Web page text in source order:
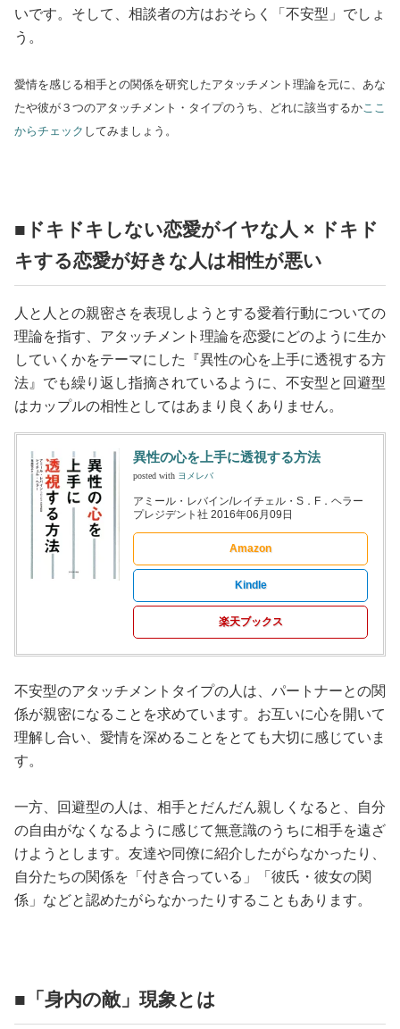
いです。そして、相談者の方はおそらく「不安型」でしょ
う。
愛情を感じる相手との関係を研究したアタッチメント理論を元に、あな
たや彼が３つのアタッチメント・タイプのうち、どれに該当するかここ
からチェック してみましょう。
■ドキドキしない恋愛がイヤな人 × ドキド
キする恋愛が好きな人は相性が悪い
人と人との親密さを表現しようとする愛着行動についての
理論を指す、アタッチメント理論を恋愛にどのように生か
していくかをテーマにした『異性の心を上手に透視する方
法』でも繰り返し指摘されているように、不安型と回避型
はカップルの相性としてはあまり良くありません。
異性の心を上手に透視する方法
posted with ヨメレバ
アミール・レバイン/レイチェル・S．F．ヘラー
プレジデント社 2016年06月09日
Amazon
Kindle
楽天ブックス
不安型のアタッチメントタイプの人は、パートナーとの関
係が親密になることを求めています。お互いに心を開いて
理解し合い、愛情を深めることをとても大切に感じていま
す。
一方、回避型の人は、相手とだんだん親しくなると、自分
の自由がなくなるように感じて無意識のうちに相手を遠ざ
けようとします。友達や同僚に紹介したがらなかったり、
自分たちの関係を「付き合っている」「彼氏・彼女の関
係」などと認めたがらなかったりすることもあります。
■「身内の敵」現象とは